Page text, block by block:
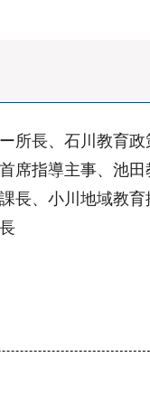
所長、石川教育
席指導主事、池
長、小川地域教